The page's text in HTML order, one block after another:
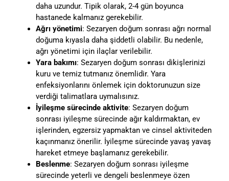
daha uzundur. Tipik olarak, 2-4 gün boyunca
hastanede kalmanız gerekebilir.
Ağrı yönetimi: Sezaryen doğum sonrası ağrı normal
doğuma kıyasla daha şiddetli olabilir. Bu nedenle,
ağrı yönetimi için ilaçlar verilebilir.
Yara bakımı: Sezaryen doğum sonrası dikişlerinizi
kuru ve temiz tutmanız önemlidir. Yara
enfeksiyonlarını önlemek için doktorunuzun size
verdiği talimatlara uymalısınız.
İyileşme sürecinde aktivite: Sezaryen doğum
sonrası iyileşme sürecinde ağır kaldırmaktan, ev
işlerinden, egzersiz yapmaktan ve cinsel aktiviteden
kaçınmanız önerilir. İyileşme sürecinde yavaş yavaş
hareket etmeye başlamanız gerekebilir.
Beslenme: Sezaryen doğum sonrası iyileşme
sürecinde yeterli ve dengeli beslenmeye özen